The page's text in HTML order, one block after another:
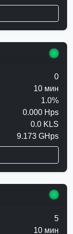
0
10 мин
1.0%
0.000 Hps
0.0 KLS
9.173 GHps
5
10 мин